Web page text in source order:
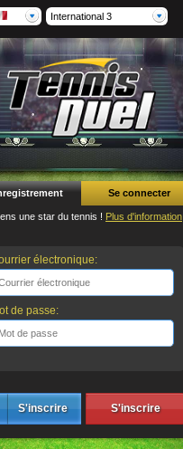
International 3
Se connecter
une star du tennis ! Plus d'information
électronique:
de passe:
S'inscrire S'inscrire